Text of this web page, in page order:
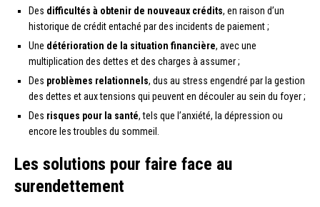
Des difficultés à obtenir de nouveaux crédits, en raison d’un
historique de crédit entaché par des incidents de paiement ;
Une détérioration de la situation financière, avec une
multiplication des dettes et des charges à assumer ;
Des problèmes relationnels, dus au stress engendré par la gestion
des dettes et aux tensions qui peuvent en découler au sein du foyer ;
Des risques pour la santé, tels que l’anxiété, la dépression ou
encore les troubles du sommeil.
Les solutions pour faire face au
surendettement